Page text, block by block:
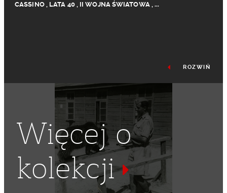
CASSINO, LATA 40, II WOJNA ŚWIATOWA,...
ARMIA ANDERSA, MOGIŁY HEŁMY, KAMPANIA WŁOSKA
2 KORUPS POLSKI
ROZWIŃ
Więcej o
kolekcji